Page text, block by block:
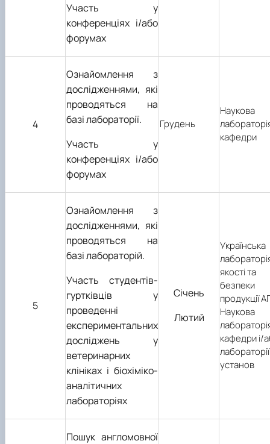
Участь у
конференціях і/або
форумах
4
Ознайомлення з
дослідженнями, які
проводяться на
базі лабораторії.
Участь у
конференціях і/або
форумах
Грудень
Наукова
кафедри
5
Ознайомлення з
дослідженнями, які
проводяться на
базі лабораторій.
Участь студентів-
гуртківців у
проведенні
експериментальних
досліджень у
ветеринарних
клініках і біохіміко-
аналітичних
лабораторіях
Січень
Лютий
Українська
якості та
безпеки
продукції
Наукова
кафедри і/
установ
Пошук англомовної